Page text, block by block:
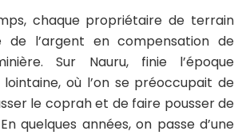
chaque propriétaire de terrain
de l’argent en compensation de
Sur Nauru, finie l’époque
où l’on se préoccupait de
le coprah et de faire pousser de
quelques années, on passe d’une